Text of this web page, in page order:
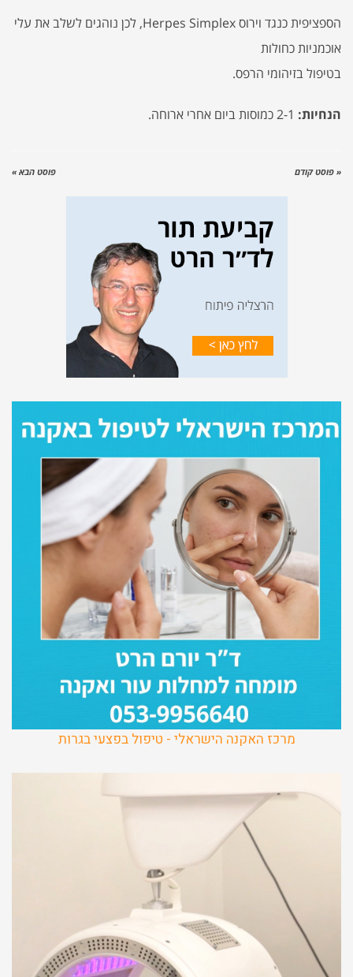
הספציפית כנגד וירוס Herpes Simplex, לכן נוהגים לשלב את עלי
אוכמניות כחולות
בטיפול בזיהומי הרפס.
הנחיות:
« פוסט קודם פוסט הבא »
מרכז האקנה הישראלי - טיפול בפצעי בגרות